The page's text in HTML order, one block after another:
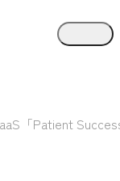
「Patient